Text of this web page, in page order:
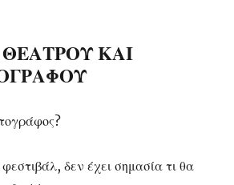
ΚΑΙ
δεν έχει σημασία τι θα